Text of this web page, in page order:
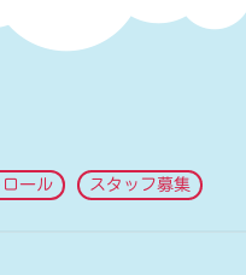
ール スタッフ募集